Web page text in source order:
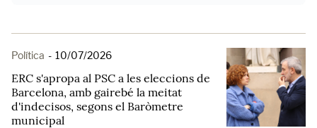
Política - 10/07/2026
ERC s'apropa al PSC a les eleccions de
Barcelona, amb gairebé la meitat
d'indecisos, segons el Baròmetre
municipal